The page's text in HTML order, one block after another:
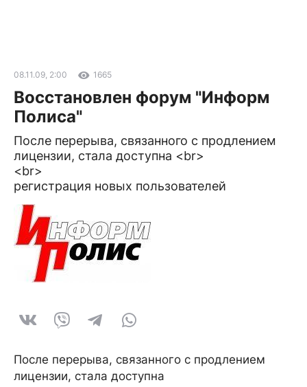
08.11.09, 2:00 1665
Восстановлен форум "Информ
Полиса"
После перерыва, связанного с продлением
лицензии, стала доступна <br>
<br>
регистрация новых пользователей
После перерыва, связанного с продлением
лицензии, стала доступна